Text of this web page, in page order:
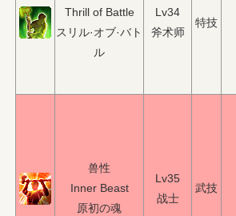
Thrill of Battle
スリル·オブ·バト
ル
Lv34
斧术师
特技
兽性
Inner Beast
原初の魂
Lv35
战士
武技